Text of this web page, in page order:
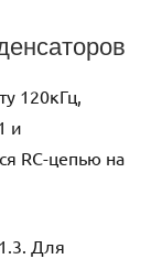
120кГц,
и
RC-цепью на
Для